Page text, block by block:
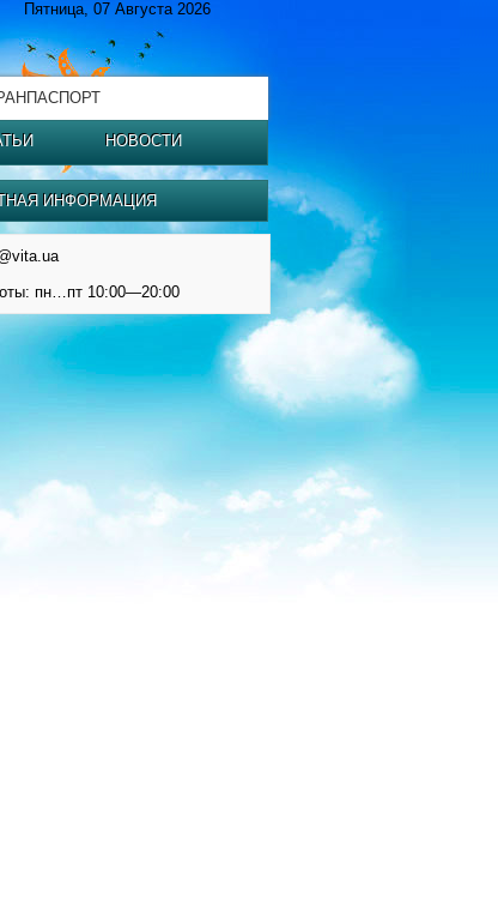
Пятница, 07 Августа 2026
НОВОСТИ
ИНФОРМАЦИЯ
пн…пт 10:00—20:00